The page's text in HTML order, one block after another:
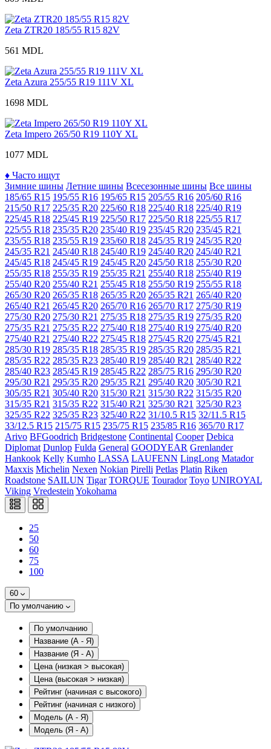
Zeta ZTR20 185/55 R15 82V
561 MDL
Zeta Azura 255/55 R19 111V XL
1698 MDL
Zeta Impero 265/50 R19 110Y XL
1077 MDL
♦ Часто ищут
Зимние шины Летние шины Всесезонные шины Все шины
185/65 R15 195/55 R16 195/65 R15 205/55 R16 205/60 R16
215/50 R17 225/35 R20 225/60 R18 225/40 R18 225/40 R19
225/45 R18 225/45 R19 225/50 R17 225/50 R18 225/55 R17
225/55 R18 235/35 R20 235/40 R19 235/45 R20 235/45 R21
235/55 R18 235/55 R19 235/60 R18 245/35 R19 245/35 R20
245/35 R21 245/40 R18 245/40 R19 245/40 R20 245/40 R21
245/45 R18 245/45 R19 245/45 R20 245/50 R18 255/30 R20
255/35 R18 255/35 R19 255/35 R21 255/40 R18 255/40 R19
255/40 R20 255/40 R21 255/45 R18 255/50 R19 255/55 R18
265/30 R20 265/35 R18 265/35 R20 265/35 R21 265/40 R20
265/40 R21 265/45 R20 265/70 R16 265/70 R17 275/30 R19
275/30 R20 275/30 R21 275/35 R18 275/35 R19 275/35 R20
275/35 R21 275/35 R22 275/40 R18 275/40 R19 275/40 R20
275/40 R21 275/40 R22 275/45 R18 275/45 R20 275/45 R21
285/30 R19 285/35 R18 285/35 R19 285/35 R20 285/35 R21
285/35 R22 285/35 R23 285/40 R19 285/40 R21 285/40 R22
285/40 R23 285/45 R19 285/45 R22 285/75 R16 295/30 R20
295/30 R21 295/35 R20 295/35 R21 295/40 R20 305/30 R21
305/35 R21 305/40 R20 315/30 R21 315/30 R22 315/35 R20
315/35 R21 315/35 R22 315/40 R21 325/30 R21 325/30 R23
325/35 R22 325/35 R23 325/40 R22 31/10.5 R15 32/11.5 R15
33/12.5 R15 215/75 R15 235/75 R15 235/85 R16 365/70 R17
Arivo BFGoodrich Bridgestone Continental Cooper Debica
Diplomat Dunlop Fulda General GOODYEAR Grenlander
Hankook Kelly Kumho LASSA LAUFENN LingLong Matador
Maxxis Michelin Nexen Nokian Pirelli Petlas Platin Riken
Roadstone SAILUN Tigar TORQUE Tourador Toyo UNIROYAL
Viking Vredestein Yokohama
25
50
60
75
100
60
По умолчанию
По умолчанию
Название (А - Я)
Название (Я - А)
Цена (низкая > высокая)
Цена (высокая > низкая)
Рейтинг (начиная с высокого)
Рейтинг (начиная с низкого)
Модель (А - Я)
Модель (Я - А)